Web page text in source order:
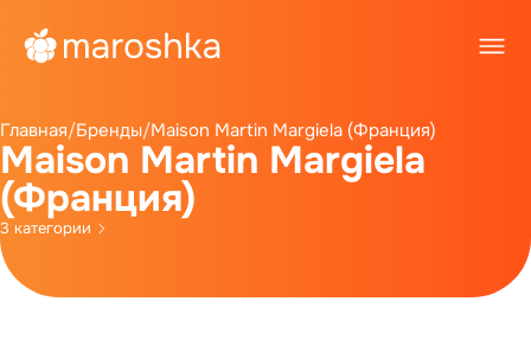
Главная/Бренды/Maison Martin Margiela (Франция)
Maison Martin Margiela
(Франция)
3 категории